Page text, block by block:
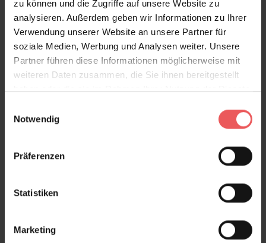
zu können und die Zugriffe auf unsere Website zu
analysieren. Außerdem geben wir Informationen zu Ihrer
Verwendung unserer Website an unsere Partner für
soziale Medien, Werbung und Analysen weiter. Unsere
Partner führen diese Informationen möglicherweise mit
weiteren Daten zusammen, die Sie ihnen bereitgestellt
haben oder die sie im Rahmen Ihrer Nutzung der Dienste
Notwendig
Präferenzen
Statistiken
Marketing
wir erstellen Ihnen ein kostenloses und
unverbindliches Angebot. FürSonderanfertigungen
beträgt der Preis 38.50 EUR/qm inkl. MwSt., zzgl.
Versand. Bitte beachten Sie, dass je nach Sondermaß
nur Ausschnitte des Motives möglich sind.